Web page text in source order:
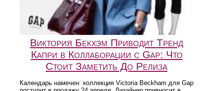
Виктория Бекхэм Приводит Тренд
Капри в Коллаборации с Gap: Что
Стоит Заметить До Релиза
Календарь намечен: коллекция Victoria Beckham для Gap